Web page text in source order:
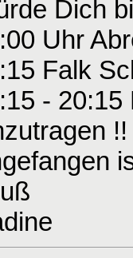
Dich
Uhr
Falk
-
!!